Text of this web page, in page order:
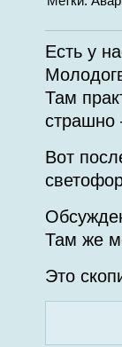
Есть у
Там
страшно
Вот
Там же
Это